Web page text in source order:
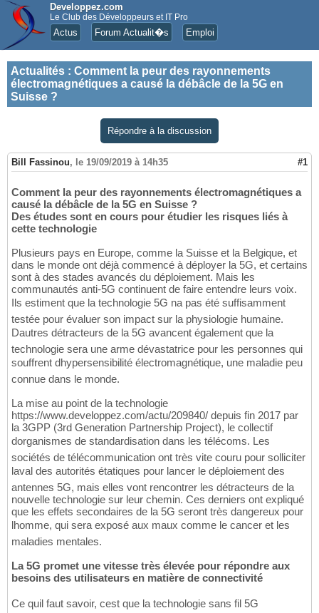
Developpez.com
Le Club des Développeurs et IT Pro
Actus Forum Actualit�s Emploi
Actualités : Comment la peur des rayonnements
électromagnétiques a causé la débâcle de la 5G en
Suisse ?
Répondre à la discussion
Bill Fassinou, le 19/09/2019 à 14h35 #1
Comment la peur des rayonnements électromagnétiques a
causé la débâcle de la 5G en Suisse ?
Des études sont en cours pour étudier les risques liés à
cette technologie
Plusieurs pays en Europe, comme la Suisse et la Belgique, et
dans le monde ont déjà commencé à déployer la 5G, et certains
sont à des stades avancés du déploiement. Mais les
communautés anti-5G continuent de faire entendre leurs voix.
Ils estiment que la technologie 5G na pas été suffisamment
testée pour évaluer son impact sur la physiologie humaine.
Dautres détracteurs de la 5G avancent également que la
technologie sera une arme dévastatrice pour les personnes qui
souffrent dhypersensibilité électromagnétique, une maladie peu
connue dans le monde.
La mise au point de la technologie
https://www.developpez.com/actu/209840/ depuis fin 2017 par
la 3GPP (3rd Generation Partnership Project), le collectif
dorganismes de standardisation dans les télécoms. Les
sociétés de télécommunication ont très vite couru pour solliciter
laval des autorités étatiques pour lancer le déploiement des
antennes 5G, mais elles vont rencontrer les détracteurs de la
nouvelle technologie sur leur chemin. Ces derniers ont expliqué
que les effets secondaires de la 5G seront très dangereux pour
lhomme, qui sera exposé aux maux comme le cancer et les
maladies mentales.
La 5G promet une vitesse très élevée pour répondre aux
besoins des utilisateurs en matière de connectivité
Ce quil faut savoir, cest que la technologie sans fil 5G